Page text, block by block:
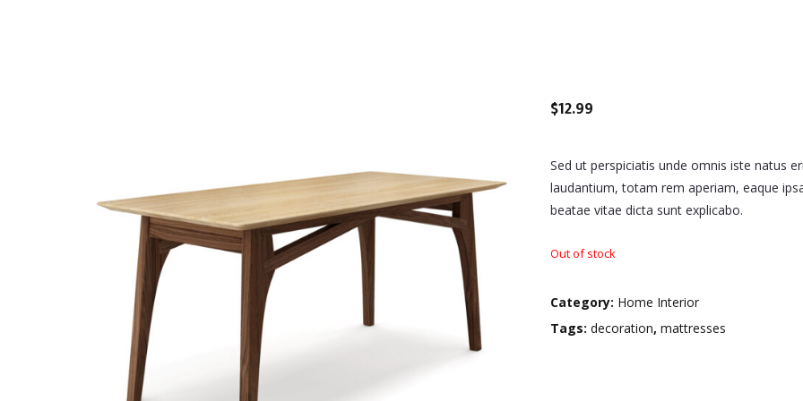
$12.99
Sed ut perspiciatis unde omnis iste natus
laudantium, totam rem aperiam, eaque
beatae vitae dicta sunt explicabo.
Out of stock
Category: Home Interior
Tags: decoration, mattresses